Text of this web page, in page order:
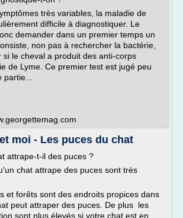
très variables, la maladie de
difficile à diagnostiquer. Le
demander dans un premier temps un
non pas à rechercher la bactérie,
si le cheval a produit des anti-corps
de Lyme. Ce premier test est jugé peu
moi - Les puces du chat
attrape-t-il des puces ?
chat attrape des puces sont très
et forêts sont des endroits propices dans
peut attraper des puces. De plus les
sont plus élevés si votre chat est en